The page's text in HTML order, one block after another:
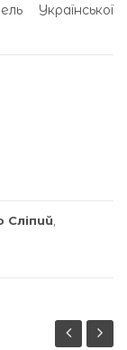
Української
Сліпий